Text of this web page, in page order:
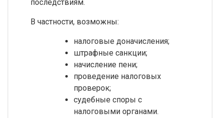
последствиям.
В частности, возможны:
налоговые доначисления;
штрафные санкции;
начисление пени;
проведение налоговых
проверок;
судебные споры с
налоговыми органами.